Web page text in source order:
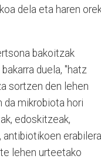
dela eta haren
bakoitzak
duela, "hatz
sortzen den lehen
mikrobiota hori
edoskitzeak,
antibiotikoen
lehen urteetako